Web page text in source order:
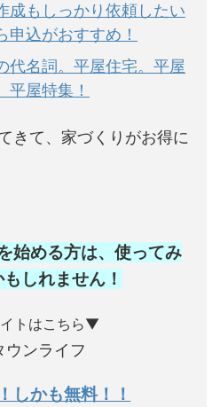
成もしっかり依頼したい
申込がおすすめ！
代名詞。平屋住宅。平屋
平屋特集！
きて、家づくりがお得に
始める方は、使ってみ
しれません ！
トはこちら▼
ウンライフ
しかも無料！！